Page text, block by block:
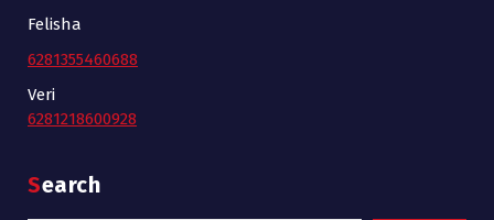
Felisha
6281355460688
Veri
6281218600928
Search